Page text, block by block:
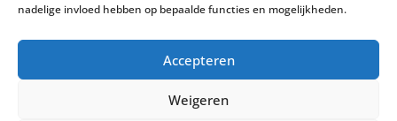
nadelige invloed hebben op bepaalde functies en mogelijkheden.
Accepteren
Weigeren